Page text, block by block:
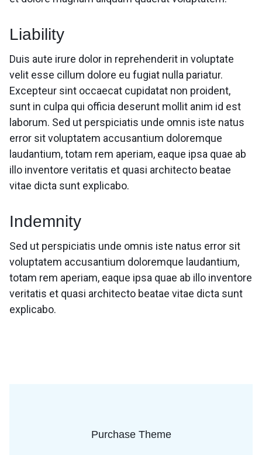
Liability
Duis aute irure dolor in reprehenderit in voluptate
velit esse cillum dolore eu fugiat nulla pariatur.
Excepteur sint occaecat cupidatat non proident,
sunt in culpa qui officia deserunt mollit anim id est
laborum. Sed ut perspiciatis unde omnis iste natus
error sit voluptatem accusantium doloremque
laudantium, totam rem aperiam, eaque ipsa quae ab
illo inventore veritatis et quasi architecto beatae
vitae dicta sunt explicabo.
Indemnity
Sed ut perspiciatis unde omnis iste natus error sit
voluptatem accusantium doloremque laudantium,
totam rem aperiam, eaque ipsa quae ab illo inventore
veritatis et quasi architecto beatae vitae dicta sunt
explicabo.
Purchase Theme